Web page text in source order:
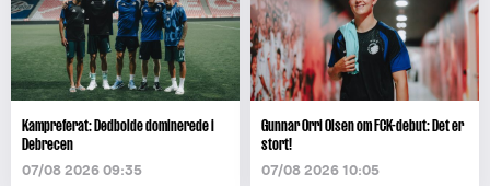
Kampreferat: Dødbolde dominerede i
Debrecen
07/08 2026 09:35
Gunnar Orri Olsen om FCK-debut: Det er
stort!
07/08 2026 10:05